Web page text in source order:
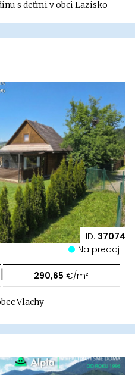
s deťmi v obci Lazisko
ID: 37074
Na predaj
| 290,65 €/m²
Vlachy